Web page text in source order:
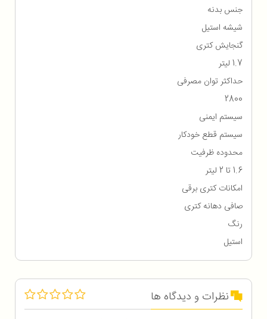
جنس بدنه
شیشه استیل
گنجایش کتری
1.7 لیتر
حداکثر توان مصرفی
2800
سیستم ایمنی
سیستم قطع خودکار
محدوده ظرفیت
1.6 تا 2 لیتر
امکانات کتری برقی
صافی دهانه کتری
رنگ
استیل
نظرات و دیدگاه ها